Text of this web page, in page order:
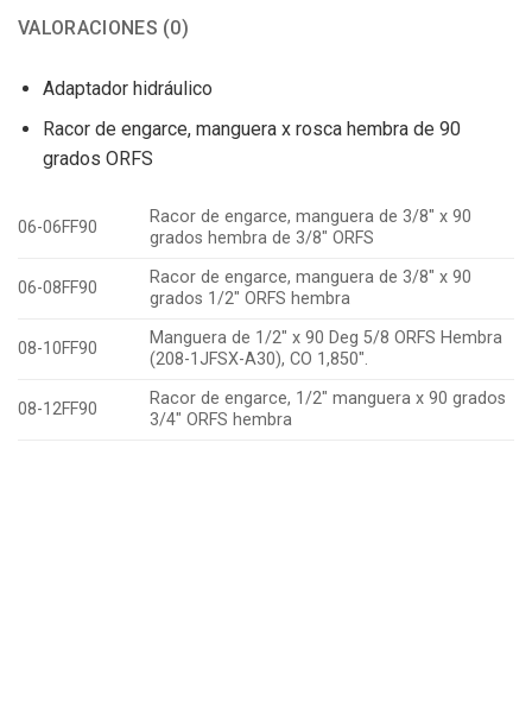
VALORACIONES (0)
Adaptador hidráulico
Racor de engarce, manguera x rosca hembra de 90
grados ORFS
06-06FF90
Racor de engarce, manguera de 3/8″ x 90
grados hembra de 3/8″ ORFS
06-08FF90
Racor de engarce, manguera de 3/8″ x 90
grados 1/2″ ORFS hembra
08-10FF90
Manguera de 1/2″ x 90 Deg 5/8 ORFS Hembra
(208-1JFSX-A30), CO 1,850″.
08-12FF90
Racor de engarce, 1/2″ manguera x 90 grados
3/4″ ORFS hembra